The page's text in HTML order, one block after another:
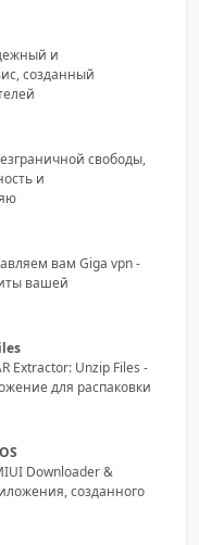
созданный
свободы,
и
вам Giga vpn -
вашей
Extractor: Unzip Files -
для распаковки
Downloader &
созданного